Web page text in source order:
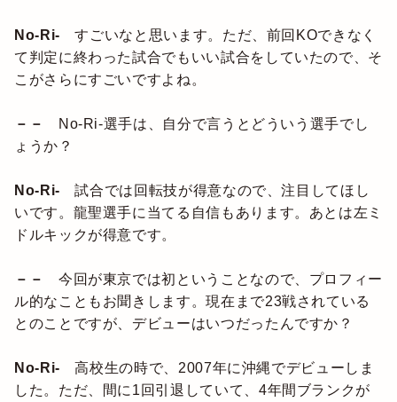
No-Ri-すごいなと思います。ただ、前回KOできなく
て判定に終わった試合でもいい試合をしていたので、そ
こがさらにすごいですよね。
－－
No-Ri-選手は、自分で言うとどういう選手でし
ょうか？
No-Ri-試合では回転技が得意なので、注目してほし
いです。龍聖選手に当てる自信もあります。あとは左ミ
ドルキックが得意です。
－－ 今回が東京では初ということなので、プロフィー
ル的なこともお聞きします。現在まで23戦されている
とのことですが、デビューはいつだったんですか？
No-Ri-高校生の時で、2007年に沖縄でデビューしま
した。ただ、間に1回引退していて、4年間ブランクが